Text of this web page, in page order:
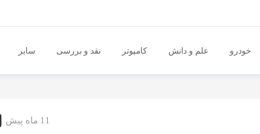
خودرو علم و دانش کامپوتر نقد و بررسی سایر
11 ماه پیش